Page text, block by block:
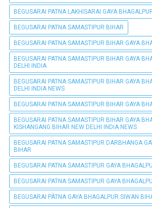
BEGUSARAI PATNA LAKHISARAI GAYA
BEGUSARAI PATNA SAMASTIPUR BIHAR
BEGUSARAI PATNA SAMASTIPUR BIHAR GAYA
BEGUSARAI PATNA SAMASTIPUR BIHAR GAYA
DELHI INDIA
BEGUSARAI PATNA SAMASTIPUR BIHAR GAYA
DELHI INDIA NEWS
BEGUSARAI PATNA SAMASTIPUR BIHAR GAYA
BEGUSARAI PATNA SAMASTIPUR BIHAR GAYA
KISHANGANG BIHAR NEW DELHI INDIA NEWS
BEGUSARAI PATNA SAMASTIPUR DARBHANGA
BIHAR
BEGUSARAI PATNA SAMASTIPUR GAYA
BEGUSARAI PATNA SAMASTIPUR GAYA
BEGUSARAI PÀTNA GAYA BHAGALPUR SIWAN